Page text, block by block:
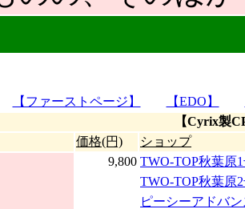
【ファーストページ】 【EDO】
【Cyrix製
価格(円)
ショップ
9,800 TWO-TOP秋葉原
TWO-TOP秋葉原
ピーシーアドバ